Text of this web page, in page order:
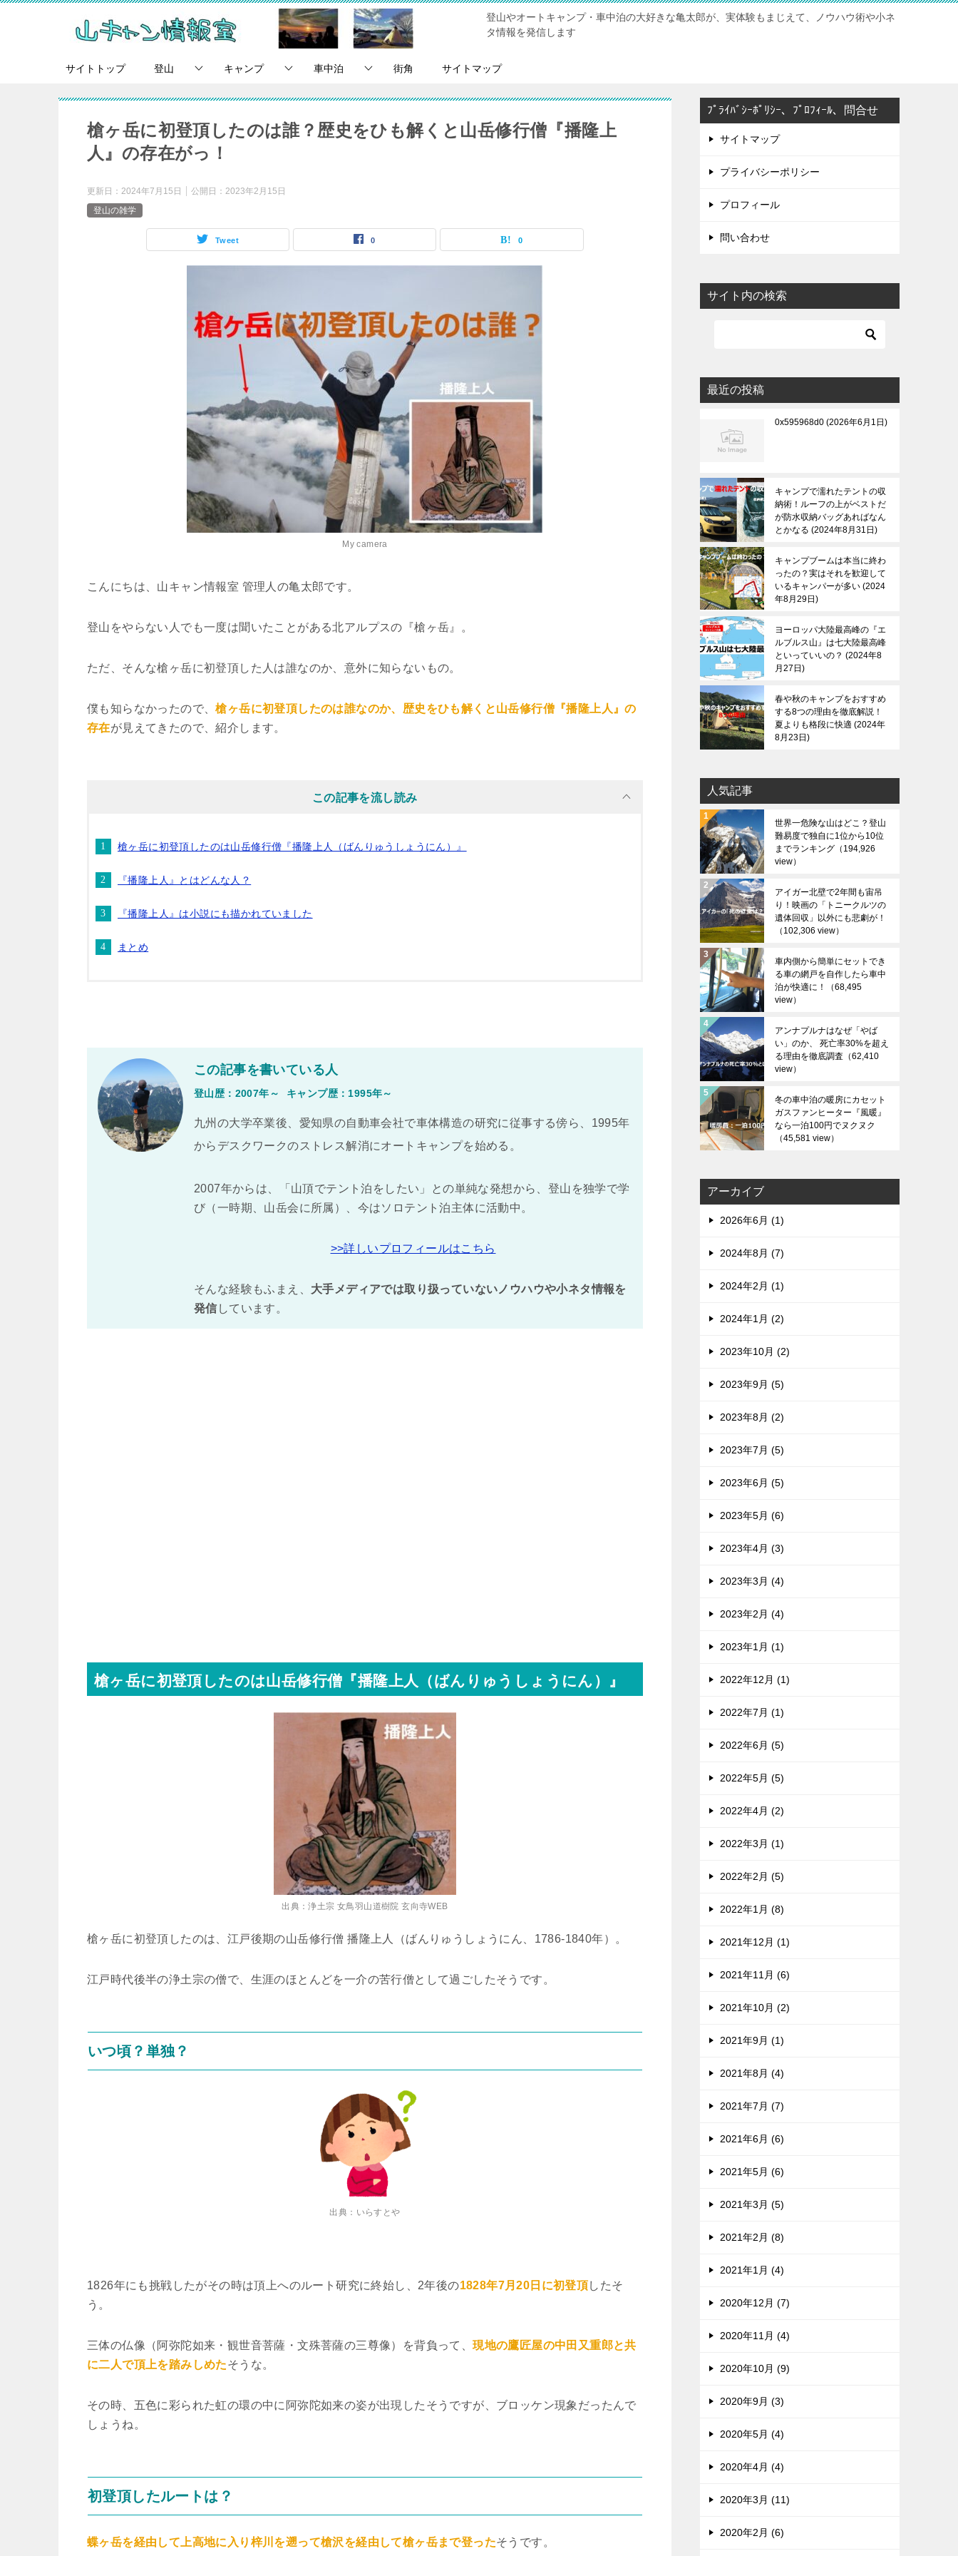
登山やオートキャンプ・車中泊の大好きな亀太郎が、実体験もまじえて、ノウハウ術や小ネ
タ情報を発信します
サイトトップ 登山 キャンプ 車中泊 街角 サイトマップ
槍ヶ岳に初登頂したのは誰？歴史をひも解くと山岳修行僧『播隆上
人』の存在がっ！
更新日： 2024年7月15日 公開日： 2023年2月15日
登山の雑学
Tweet 0 0
My camera
こんにちは、山キャン情報室 管理人の亀太郎です。
登山をやらない人でも一度は聞いたことがある北アルプスの『槍ヶ岳』。
ただ、そんな槍ヶ岳に初登頂した人は誰なのか、意外に知らないもの。
僕も知らなかったので、槍ヶ岳に初登頂したのは誰なのか、歴史をひも解くと山岳修行僧『播隆上人』の
存在が見えてきたので、紹介します。
槍ヶ岳に初登頂したのは山岳修行僧『播隆上人（ばんりゅうしょうにん）』
『播隆上人』とはどんな人？
『播隆上人』は小説にも描かれていました
まとめ
この記事を書いている人
登山歴：2007年～ キャンプ歴：1995年～
九州の大学卒業後、愛知県の自動車会社で車体構造の研究に従事する傍ら、1995年
からデスクワークのストレス解消にオートキャンプを始める。
2007年からは、「山頂でテント泊をしたい」との単純な発想から、登山を独学で学
び（一時期、山岳会に所属）、今はソロテント泊主体に活動中。
>>詳しいプロフィールはこちら
そんな経験もふまえ、 大手メディアでは取り扱っていないノウハウや小ネタ情報を
発信 しています。
槍ヶ岳に初登頂したのは山岳修行僧『播隆上人（ばんりゅうしょうにん）』
出典：浄土宗 女鳥羽山道樹院 玄向寺WEB
槍ヶ岳に初登頂したのは、江戸後期の山岳修行僧 播隆上人（ばんりゅうしょうにん、1786-1840年）。
江戸時代後半の浄土宗の僧で、生涯のほとんどを一介の苦行僧として過ごしたそうです。
いつ頃？単独？
出典：いらすとや
1826年にも挑戦したがその時は頂上へのルート研究に終始し、2年後の1828年7月20日に初登頂したそ
う。
三体の仏像（阿弥陀如来・観世音菩薩・文殊菩薩の三尊像）を背負って、現地の鷹匠屋の中田又重郎と共
に二人で頂上を踏みしめたそうな。
その時、五色に彩られた虹の環の中に阿弥陀如来の姿が出現したそうですが、ブロッケン現象だったんで
しょうね。
初登頂したルートは？
蝶ヶ岳を経由して上高地に入り梓川を遡って槍沢を経由して槍ヶ岳まで登ったそうです。
ﾌﾟﾗｲﾊﾞｼｰﾎﾟﾘｼｰ、ﾌﾟﾛﾌｨｰﾙ、問合せ
サイトマップ
プライバシーポリシー
プロフィール
問い合わせ
サイト内の検索
最近の投稿
0x595968d0 2026年6月1日
キャンプで濡れたテントの収
納術！ルーフの上がベストだ
が防水収納バッグあればなん
とかなる 2024年8月31日
キャンプブームは本当に終わ
ったの？実はそれを歓迎して
いるキャンパーが多い 2024
年8月29日
ヨーロッパ大陸最高峰の『エ
ルブルス山』は七大陸最高峰
といっていいの？
2024年8
月27日
春や秋のキャンプをおすすめ
する8つの理由を徹底解説！
夏よりも格段に快適 2024年
8月23日
人気記事
世界一危険な山はどこ？登山
難易度で独自に1位から10位
までランキング （194,926
view）
アイガー北壁で2年間も宙吊
り！映画の「トニークルツの
遺体回収」以外にも悲劇が！
（102,306 view）
車内側から簡単にセットでき
る車の網戸を自作したら車中
泊が快適に！
（68,495
view）
アンナプルナはなぜ「やば
い」のか、 死亡率30%を超え
る理由を徹底調査 （62,410
view）
冬の車中泊の暖房にカセット
ガスファンヒーター『風暖』
なら一泊100円でヌクヌク
（45,581 view）
アーカイブ
2026年6月 (1)
2024年8月 (7)
2024年2月 (1)
2024年1月 (2)
2023年10月 (2)
2023年9月 (5)
2023年8月 (2)
2023年7月 (5)
2023年6月 (5)
2023年5月 (6)
2023年4月 (3)
2023年3月 (4)
2023年2月 (4)
2023年1月 (1)
2022年12月 (1)
2022年7月 (1)
2022年6月 (5)
2022年5月 (5)
2022年4月 (2)
2022年3月 (1)
2022年2月 (5)
2022年1月 (8)
2021年12月 (1)
2021年11月 (6)
2021年10月 (2)
2021年9月 (1)
2021年8月 (4)
2021年7月 (7)
2021年6月 (6)
2021年5月 (6)
2021年3月 (5)
2021年2月 (8)
2021年1月 (4)
2020年12月 (7)
2020年11月 (4)
2020年10月 (9)
2020年9月 (3)
2020年5月 (4)
2020年4月 (4)
2020年3月 (11)
2020年2月 (6)